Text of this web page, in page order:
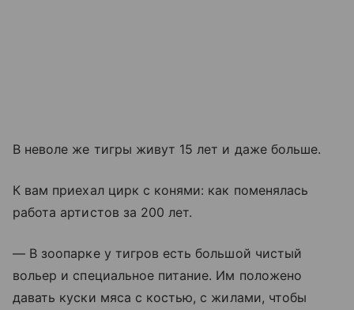
В неволе же тигры живут 15 лет и даже больше.
К вам приехал цирк с конями: как поменялась
работа артистов за 200 лет.
— В зоопарке у тигров есть большой чистый
вольер и специальное питание. Им положено
давать куски мяса с костью, с жилами, чтобы